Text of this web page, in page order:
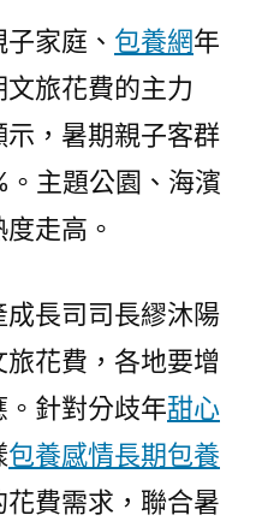
家庭、 包養網年
文旅花費的主力
，暑期親子客群
主題公園、海濱
走高。
長司司長繆沐陽
花費，各地要增
針對分歧年甜心
包養感情長期包養
費需求，聯合暑